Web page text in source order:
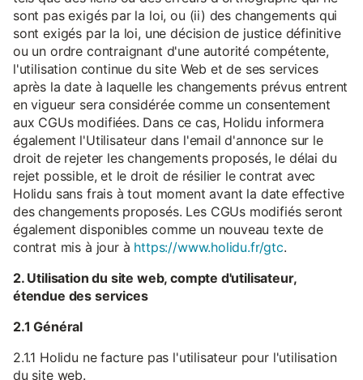
sont pas exigés par la loi, ou (ii) des changements qui
sont exigés par la loi, une décision de justice définitive
ou un ordre contraignant d'une autorité compétente,
l'utilisation continue du site Web et de ses services
après la date à laquelle les changements prévus entrent
en vigueur sera considérée comme un consentement
aux CGUs modifiées. Dans ce cas, Holidu informera
également l'Utilisateur dans l'email d'annonce sur le
droit de rejeter les changements proposés, le délai du
rejet possible, et le droit de résilier le contrat avec
Holidu sans frais à tout moment avant la date effective
des changements proposés. Les CGUs modifiés seront
également disponibles comme un nouveau texte de
contrat mis à jour à https://www.holidu.fr/gtc.
2. Utilisation du site web, compte d'utilisateur,
étendue des services
2.1 Général
2.1.1 Holidu ne facture pas l'utilisateur pour l'utilisation
du site web.